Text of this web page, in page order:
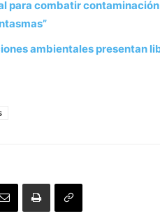
para combatir
ambientales presentan